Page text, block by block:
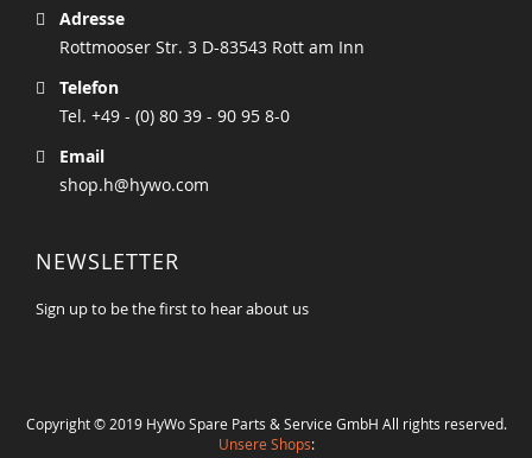
Adresse
Rottmooser Str. 3 D-83543 Rott am Inn
Telefon
Tel. +49 - (0) 80 39 - 90 95 8-0
Email
shop.h@hywo.com
NEWSLETTER
Sign up to be the first to hear about us
Copyright © 2019 HyWo Spare Parts & Service GmbH All rights reserved.
Unsere Shops: